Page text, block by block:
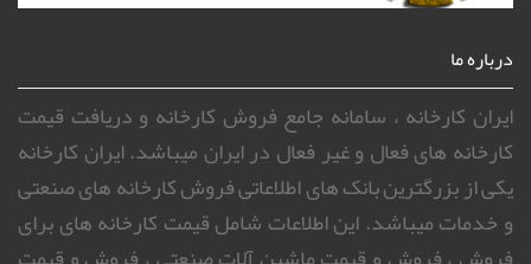
درباره ما
ایران کارخانه ، سامانه جامع فروش کارخانه و دریافت قیمت
کارخانه های فعال و غیر فعال در ایران میباشد. ایران کارخانه
یکی از بزرگترین بانک های اطلاعاتی فروش کارخانه های صنعتی
و خدمات میباشد. این اطلاعات شامل قیمت کارخانه های برای